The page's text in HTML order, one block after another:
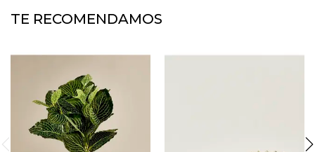
TE RECOMENDAMOS